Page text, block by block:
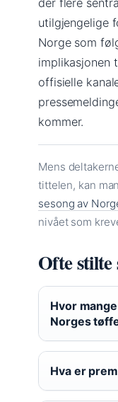
utilgjengelige
Norge som
implikasjonen
offisielle
kommer.
Mens
tittelen, kan
sesong av
nivået som
Ofte stilte
Hvor
Norges
Hva er